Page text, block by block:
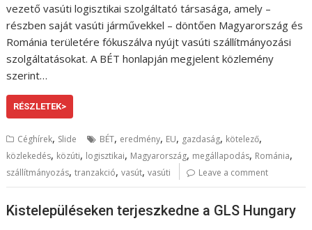
vezető vasúti logisztikai szolgáltató társasága, amely –
részben saját vasúti járművekkel – döntően Magyarország és
Románia területére fókuszálva nyújt vasúti szállítmányozási
szolgáltatásokat. A BÉT honlapján megjelent közlemény
szerint…
RÉSZLETEK>
Céghírek, Slide BÉT, eredmény, EU, gazdaság, kötelező,
közlekedés, közúti, logisztikai, Magyarország, megállapodás, Románia,
szállítmányozás,tranzakció,vasút,vasúti Leave a comment
Kistelepüléseken terjeszkedne a GLS Hungary